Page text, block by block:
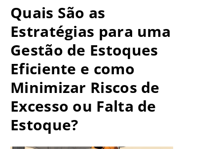
Quais São as
Estratégias para uma
Gestão de Estoques
Eficiente e como
Minimizar Riscos de
Excesso ou Falta de
Estoque?